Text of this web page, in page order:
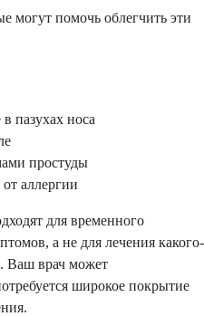
могут помочь облегчить эти
пазухах носа
простуды
аллергии
для временного
а не для лечения какого-
Ваш врач может
широкое покрытие